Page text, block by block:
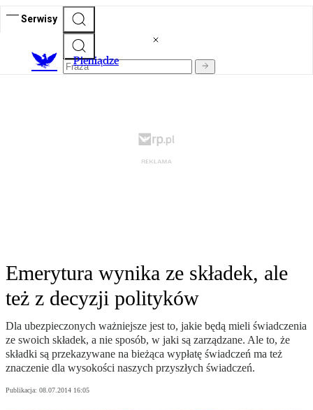
Serwisy
Pieniądze
Emerytura wynika ze składek, ale
też z decyzji polityków
Dla ubezpieczonych ważniejsze jest to, jakie będą mieli świadczenia
ze swoich składek, a nie sposób, w jaki są zarządzane. Ale to, że
składki są przekazywane na bieżąca wypłatę świadczeń ma też
znaczenie dla wysokości naszych przyszłych świadczeń.
Publikacja: 08.07.2014 16:05